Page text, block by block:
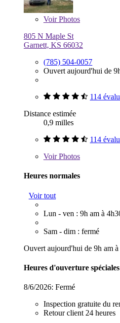
VoirPhotos
805 N Maple St
Garnett, KS 66032
(785) 504-0057
Ouvert aujourd'hui de
114
Distance estimée
0,9 milles
114
VoirPhotos
Heures normales
Voir tout
Lun - ven : 9h am à
Sam - dim : fermé
Ouvert aujourd'hui de 9h am
Heures d'ouverture spéciales
8/6/2026: Fermé
Inspection gratuite du
Retour client 24 heures